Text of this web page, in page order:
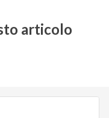
articolo